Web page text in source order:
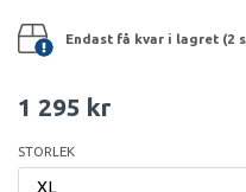
Endast få kvar i lagret (2
1 295 kr
STORLEK